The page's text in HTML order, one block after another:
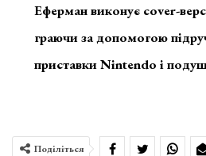
Еферман виконує cover-
граючи за допомогою
приставки Nintendo і
Поділіться